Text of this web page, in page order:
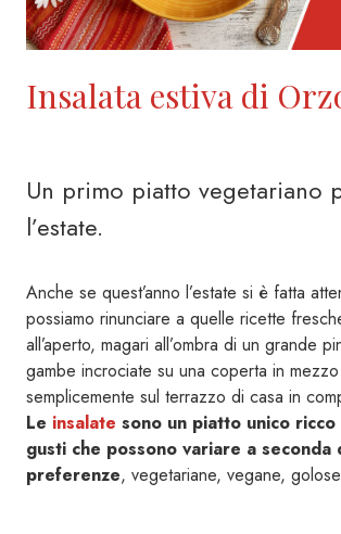
Insalata estiva di
Un primo piatto vegetariano
l’estate.
Anche se quest’anno l’estate si è fatta
possiamo rinunciare a quelle ricette
all’aperto, magari all’ombra di un grande
gambe incrociate su una coperta in
semplicemente sul terrazzo di casa in
Le insalate sono un piatto unico
gusti che possono variare a seconda
preferenze, vegetariane, vegane,